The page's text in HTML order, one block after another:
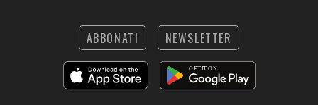
ABBONATI NEWSLETTER